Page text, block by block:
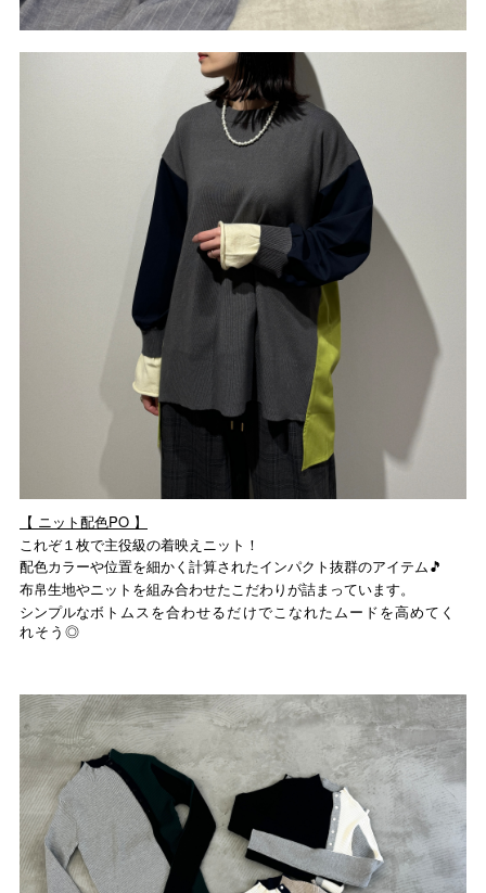
【 ニット配色PO 】
これぞ１枚で主役級の着映えニット！
配色カラーや位置を細かく計算されたインパクト抜群のアイテム🎵
布帛生地やニットを組み合わせたこだわりが詰まっています。
シンプルなボトムスを合わせるだけでこなれたムードを高めてく
れそう◎